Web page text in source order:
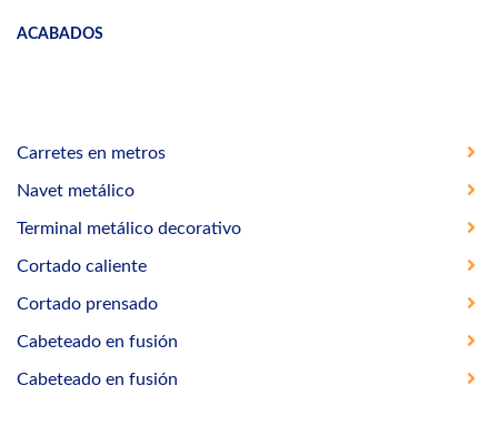
ACABADOS
Carretes en metros
Navet metálico
Terminal metálico decorativo
Cortado caliente
Cortado prensado
Cabeteado en fusión
Cabeteado en fusión